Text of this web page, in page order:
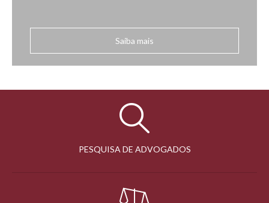
Saiba mais
PESQUISA DE ADVOGADOS